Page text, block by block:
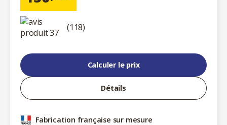
(118)
Calculer le prix
Détails
Fabrication française sur mesure